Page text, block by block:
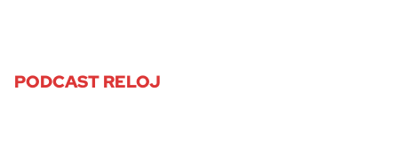
PODCAST RELOJ